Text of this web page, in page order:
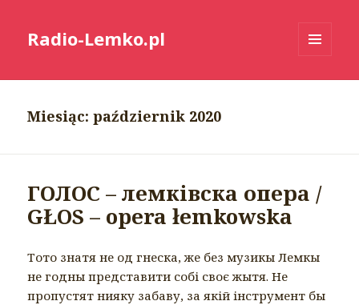
Radio-Lemko.pl
Miesiąc:październik 2020
ГОЛОС – лемківска опера /
GŁOS – opera łemkowska
Тото знатя не од гнеска, же без музикы Лемкы
не годны представити собі своє жытя. Не
пропустят нияку забаву, за якій інструмент бы